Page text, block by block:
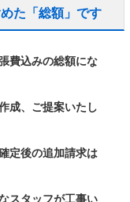
た「総額」です
費込みの総額にな
成、ご提案いたし
定後の追加請求は
スタッフが工事い